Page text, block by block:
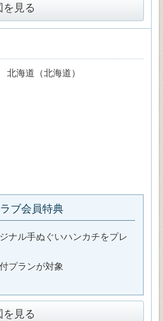
を見る
北海道（北海道）
ブ会員特典
ナル手ぬぐいハンカチをプレ
プランが対象
を見る